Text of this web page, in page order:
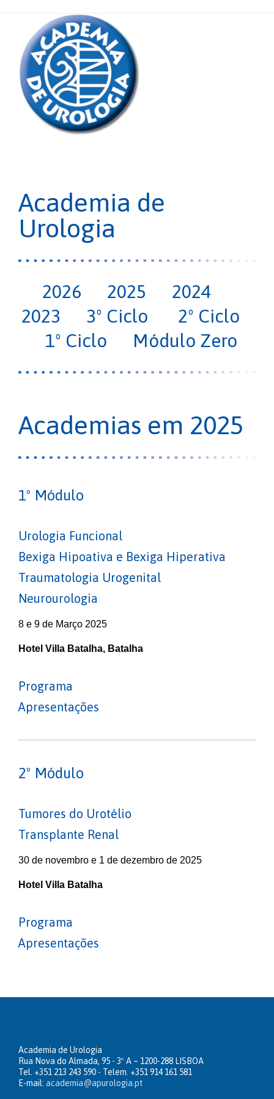
Academia de
Urologia
2026 2025
2024
2023
3º Ciclo
2º Ciclo
1º Ciclo
Módulo Zero
Academias em 2025
1º Módulo
Urologia Funcional
Bexiga Hipoativa e Bexiga Hiperativa
Traumatologia Urogenital
Neurourologia
8 e 9 de Março 2025
Hotel Villa Batalha, Batalha
Programa
Apresentações
2º Módulo
Tumores do Urotélio
Transplante Renal
30 de novembro e 1 de dezembro de 2025
Hotel Villa Batalha
Programa
Apresentações
Academia de Urologia
Rua Nova do Almada, 95 - 3º A – 1200-288 LISBOA
Tel. +351 213 243 590 - Telem. +351 914 161 581
E-mail: academia@apurologia.pt